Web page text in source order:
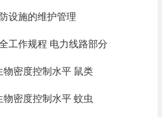
设施的维护管理
工作规程 电力线路部分
物密度控制水平 鼠类
密度控制水平 蚊虫